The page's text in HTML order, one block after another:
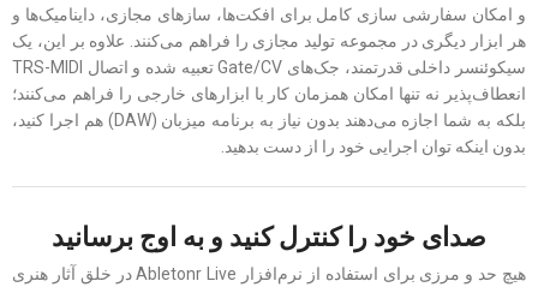
و امکان سفارشی سازی کامل برای افکت‌ها، سازهای مجازی، داینامیک‌ها و
هر ابزار دیگری در مجموعه تولید مجازی را فراهم می‌کنند. علاوه بر این، یک
سیکوئنسر داخلی قدرتمند، جک‌های Gate/CV تعبیه شده و اتصال TRS-MIDI
انعطاف‌پذیر نه تنها امکان همزمان کار با ابزارهای خارجی را فراهم می‌کنند؛
بلکه به شما اجازه می‌دهند بدون نیاز به برنامه میزبان (DAW) هم اجرا کنید،
بدون اینکه توان اجرایی خود را از دست بدهید.
صدای خود را کنترل کنید و به اوج برسانید
هیچ حد و مرزی برای استفاده از نرم‌افزار Abletonr Live در خلق آثار هنری